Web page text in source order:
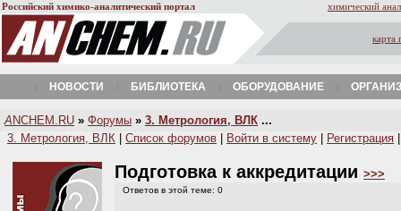
Российский химико-аналитический портал химический
карта
НОВОСТИ БИБЛИОТЕКА ОБОРУДОВАНИЕ
A NCHEM.RU » Форумы » 3. Метрология, ВЛК ...
3. Метрология, ВЛК
Список форумов Войти в систему Регистрация
Подготовка к аккредитации >>>
Ответов в этой теме: 0